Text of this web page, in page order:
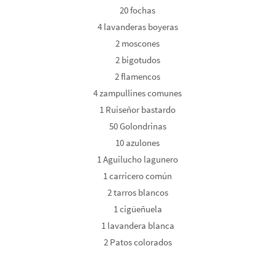
20 fochas
4 lavanderas boyeras
2 moscones
2 bigotudos
2 flamencos
4 zampullines comunes
1 Ruiseñor bastardo
50 Golondrinas
10 azulones
1 Aguilucho lagunero
1 carricero común
2 tarros blancos
1 cigüeñuela
1 lavandera blanca
2 Patos colorados